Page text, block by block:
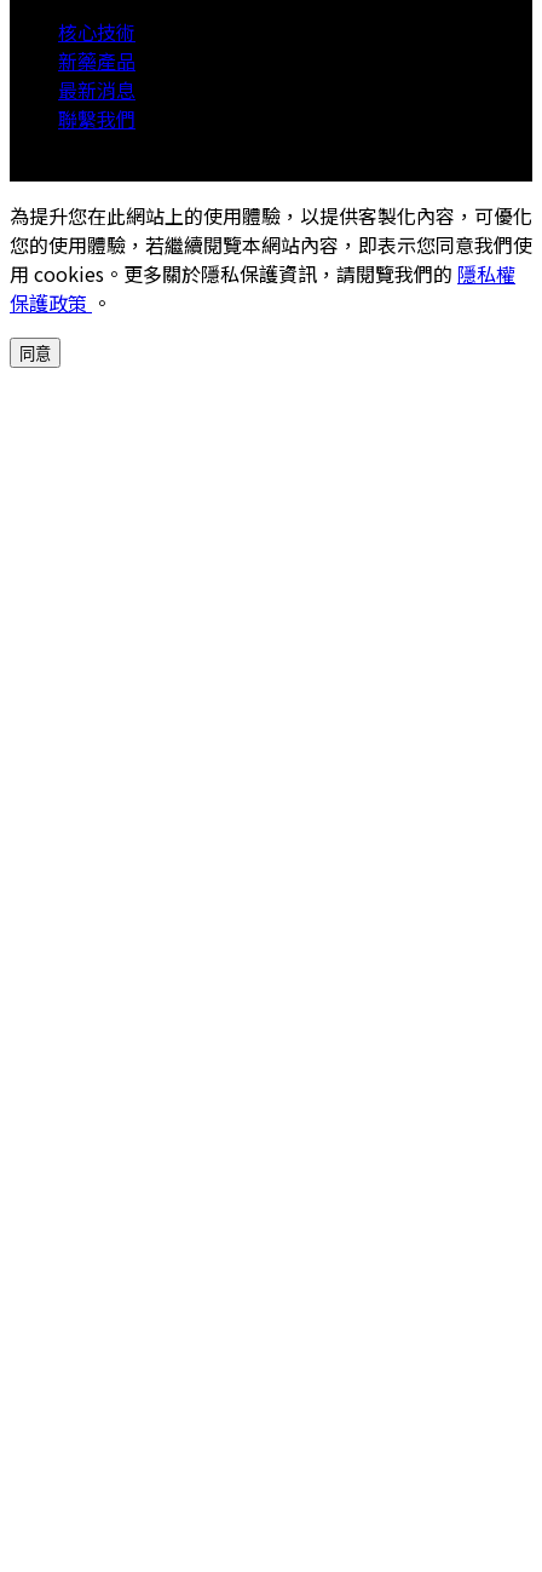
核心技術
新藥產品
最新消息
聯繫我們
為提升您在此網站上的使用體驗，以提供客製化內容，可優化
您的使用體驗，若繼續閱覽本網站內容，即表示您同意我們使
用 cookies。更多關於隱私保護資訊，請閱覽我們的 隱私權
保護政策 。
同意